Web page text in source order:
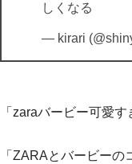
しくなる
— kirari
「zaraバービー可愛す
「ZARAとバービーの